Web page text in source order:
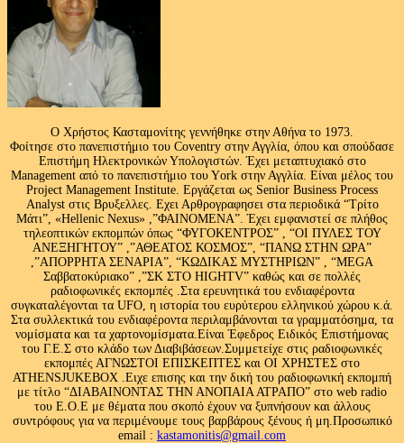
Ο Χρήστος Κασταμονίτης γεννήθηκε στην Αθήνα το 1973.
Φοίτησε στο πανεπιστήμιο του Coventry στην Αγγλία, όπου και σπούδασε
Επιστήμη Ηλεκτρονικών Υπολογιστών. Έχει μεταπτυχιακό στο
Management από το πανεπιστήμιο του Υork στην Αγγλία. Είναι μέλος του
Project Management Institute. Εργάζεται ως Senior Business Process
Analyst στις Βρυξελλες. Εχει Αρθρογραφησει στα περιοδικά “Τρίτο
Μάτι”, «Hellenic Nexus» ,”ΦΑΙΝΟΜΕΝΑ”. Έχει εμφανιστεί σε πλήθος
τηλεοπτικών εκπομπών όπως “ΦΥΓΟΚΕΝΤΡΟΣ” , “ΟΙ ΠΥΛΕΣ ΤΟΥ
ΑΝΕΞΗΓΗΤΟΥ” ,”ΑΘΕΑΤΟΣ ΚΟΣΜΟΣ”, “ΠΑΝΩ ΣΤΗΝ ΩΡΑ”
,”ΑΠΟΡΡΗΤΑ ΣΕΝΑΡΙΑ”, “ΚΩΔΙΚΑΣ ΜΥΣΤΗΡΙΩΝ” , “MEGA
Σαββατοκύριακο” ,”ΣΚ ΣΤΟ HIGHTV” καθώς και σε πολλές
ραδιοφωνικές εκπομπές .Στα ερευνητικά του ενδιαφέροντα
συγκαταλέγονται τα UFO, η ιστορία του ευρύτερου ελληνικού χώρου κ.ά.
Στα συλλεκτικά του ενδιαφέροντα περιλαμβάνονται τα γραμματόσημα, τα
νομίσματα και τα χαρτονομίσματα.Είναι Έφεδρος Ειδικός Επιστήμονας
του Γ.Ε.Σ στο κλάδο των Διαβιβάσεων.Συμμετείχε στις ραδιοφωνικές
εκπομπές ΑΓΝΩΣΤΟΙ ΕΠΙΣΚΕΠΤΕΣ και ΟΙ ΧΡΗΣΤΕΣ στο
ATHENSJUKEBOX .Ειχε επισης και την δική του ραδιοφωνική εκπομπή
με τίτλο “ΔΙΑΒΑΙΝΟΝΤΑΣ ΤΗΝ ΑΝΟΠΑΙΑ ΑΤΡΑΠΟ” στο web radio
του Ε.Ο.Ε με θέματα που σκοπό έχουν να ξυπνήσουν και άλλους
συντρόφους για να περιμένουμε τους βαρβάρους ξένους ή μη.Προσωπικό
email : kastamonitis@gmail.com